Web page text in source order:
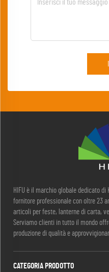
HIFU è il marchio globale dedicato
fornitore professionale con oltre 23
articoli per feste, lanterne di carta,
Serviamo clienti in tutto il mondo
produzione di qualità e
CATEGORIA PRODOTTO